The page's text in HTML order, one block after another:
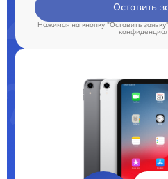
Оставить
Нажимая на кнопку "Оставить